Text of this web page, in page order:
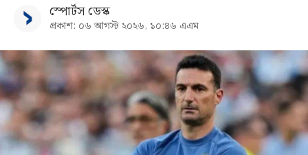
স্পোর্টস ডেস্ক
প্রকাশ: ০৬ আগস্ট ২০২৬, ১০:৪৬ এএম